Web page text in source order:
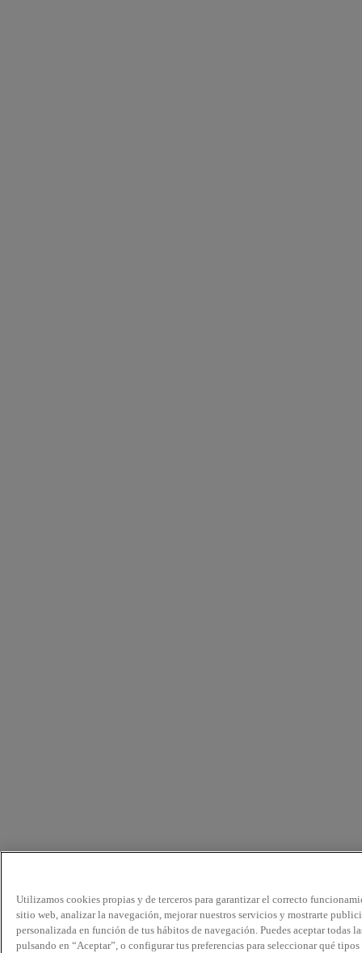
Utilizamos cookies propias y de terceros para garantizar el correcto
sitio web, analizar la navegación, mejorar nuestros servicios y mostrarte
personalizada en función de tus hábitos de navegación. Puedes aceptar todas
pulsando en “Aceptar”, o configurar tus preferencias para seleccionar qué tipos